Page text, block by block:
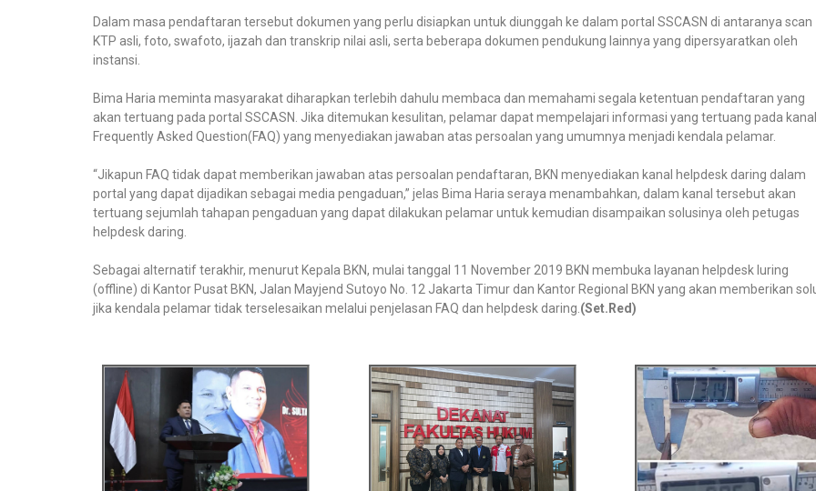
Dalam masa pendaftaran tersebut dokumen yang perlu disiapkan untuk diunggah ke dalam portal SSCASN di antaranya scan
KTP asli, foto, swafoto, ijazah dan transkrip nilai asli, serta beberapa dokumen pendukung lainnya yang dipersyaratkan oleh
instansi.
Bima Haria meminta masyarakat diharapkan terlebih dahulu membaca dan memahami segala ketentuan pendaftaran yang
akan tertuang pada portal SSCASN. Jika ditemukan kesulitan, pelamar dapat mempelajari informasi yang tertuang pada kanal
Frequently Asked Question(FAQ) yang menyediakan jawaban atas persoalan yang umumnya menjadi kendala pelamar.
“Jikapun FAQ tidak dapat memberikan jawaban atas persoalan pendaftaran, BKN menyediakan kanal helpdesk daring dalam
portal yang dapat dijadikan sebagai media pengaduan,” jelas Bima Haria seraya menambahkan, dalam kanal tersebut akan
tertuang sejumlah tahapan pengaduan yang dapat dilakukan pelamar untuk kemudian disampaikan solusinya oleh petugas
helpdesk daring.
Sebagai alternatif terakhir, menurut Kepala BKN, mulai tanggal 11 November 2019 BKN membuka layanan helpdesk luring
(offline) di Kantor Pusat BKN, Jalan Mayjend Sutoyo No. 12 Jakarta Timur dan Kantor Regional BKN yang akan memberikan
jika kendala pelamar tidak terselesaikan melalui penjelasan FAQ dan helpdesk daring.(Set.Red)